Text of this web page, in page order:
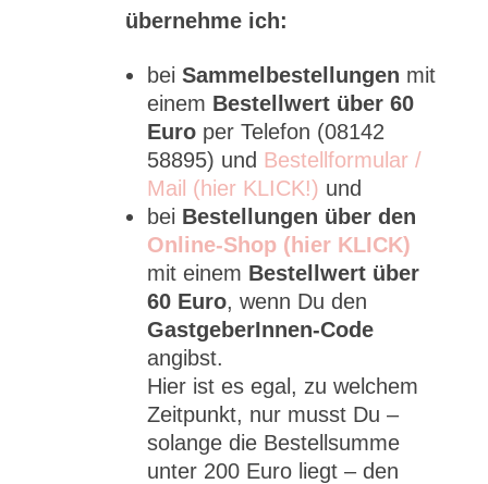
übernehme ich:
bei Sammelbestellungen mit
einem Bestellwert über 60
Euro per Telefon (08142
58895) und Bestellformular /
Mail (hier KLICK!) und
bei Bestellungen über den
Online-Shop (hier KLICK)
mit einem Bestellwert über
60 Euro, wenn Du den
GastgeberInnen-Code
angibst.
Hier ist es egal, zu welchem
Zeitpunkt, nur musst Du –
solange die Bestellsumme
unter 200 Euro liegt – den